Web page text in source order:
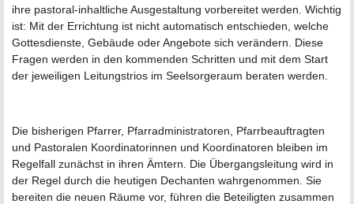
ihre pastoral-inhaltliche Ausgestaltung vorbereitet werden. Wichtig
ist: Mit der Errichtung ist nicht automatisch entschieden, welche
Gottesdienste, Gebäude oder Angebote sich verändern. Diese
Fragen werden in den kommenden Schritten und mit dem Start
der jeweiligen Leitungstrios im Seelsorgeraum beraten werden.
Die bisherigen Pfarrer, Pfarradministratoren, Pfarrbeauftragten
und Pastoralen Koordinatorinnen und Koordinatoren bleiben im
Regelfall zunächst in ihren Ämtern. Die Übergangsleitung wird in
der Regel durch die heutigen Dechanten wahrgenommen. Sie
bereiten die neuen Räume vor, führen die Beteiligten zusammen